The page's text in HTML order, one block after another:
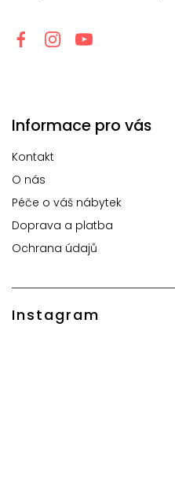
Informace pro vás
Kontakt
O nás
Péče o váš nábytek
Doprava a platba
Ochrana údajů
Instagram